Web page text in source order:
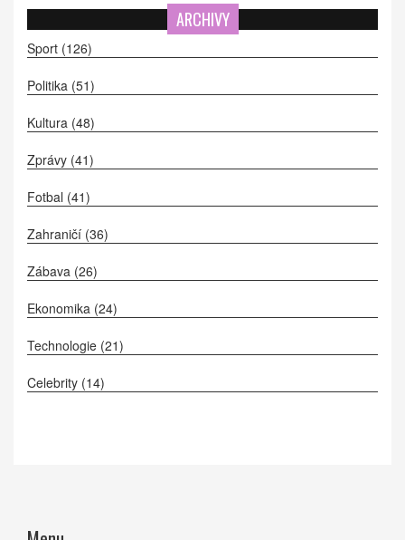
ARCHIVY
Sport (126)
Politika (51)
Kultura (48)
Zprávy (41)
Fotbal (41)
Zahraničí (36)
Zábava (26)
Ekonomika (24)
Technologie (21)
Celebrity (14)